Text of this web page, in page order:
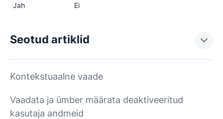
Jah Ei
Seotud artiklid
Kontekstuaalne vaade
Vaadata ja ümber määrata deaktiveeritud
kasutaja andmeid